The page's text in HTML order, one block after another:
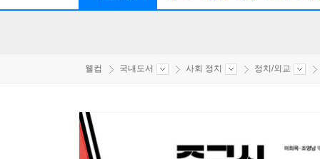
웰컴 국내도서 사회 정치 정치/외교